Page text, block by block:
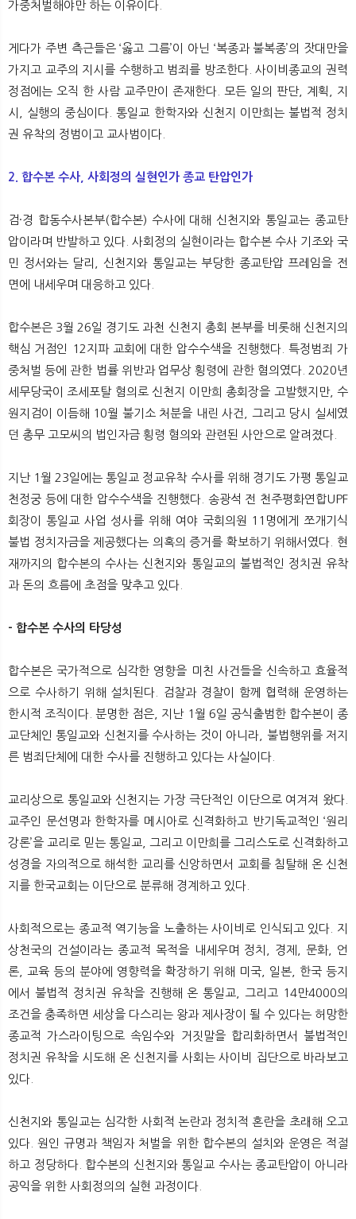
가중처벌해야만 하는 이유이다.
게다가 주변 측근들은 ‘옳고 그름’이 아닌 ‘복종과 불복종’의 잣대만을
가지고 교주의 지시를 수행하고 범죄를 방조한다. 사이비종교의 권력
정점에는 오직 한 사람 교주만이 존재한다. 모든 일의 판단, 계획, 지
시, 실행의 중심이다. 통일교 한학자와 신천지 이만희는 불법적 정치
권 유착의 정범이고 교사범이다.
2. 합수본 수사, 사회정의 실현인가 종교 탄압인가
검·경 합동수사본부(합수본) 수사에 대해 신천지와 통일교는 종교탄
압이라며 반발하고 있다. 사회정의 실현이라는 합수본 수사 기조와 국
민 정서와는 달리, 신천지와 통일교는 부당한 종교탄압 프레임을 전
면에 내세우며 대응하고 있다.
합수본은 3월 26일 경기도 과천 신천지 총회 본부를 비롯해 신천지의
핵심 거점인 12지파 교회에 대한 압수수색을 진행했다. 특정범죄 가
중처벌 등에 관한 법률 위반과 업무상 횡령에 관한 혐의였다. 2020년
세무당국이 조세포탈 혐의로 신천지 이만희 총회장을 고발했지만, 수
원지검이 이듬해 10월 불기소 처분을 내린 사건, 그리고 당시 실세였
던 총무 고모씨의 법인자금 횡령 혐의와 관련된 사안으로 알려졌다.
지난 1월 23일에는 통일교 정교유착 수사를 위해 경기도 가평 통일교
천정궁 등에 대한 압수수색을 진행했다. 송광석 전 천주평화연합UPF
회장이 통일교 사업 성사를 위해 여야 국회의원 11명에게 쪼개기식
불법 정치자금을 제공했다는 의혹의 증거를 확보하기 위해서였다. 현
재까지의 합수본의 수사는 신천지와 통일교의 불법적인 정치권 유착
과 돈의 흐름에 초점을 맞추고 있다.
- 합수본 수사의 타당성
합수본은 국가적으로 심각한 영향을 미친 사건들을 신속하고 효율적
으로 수사하기 위해 설치된다. 검찰과 경찰이 함께 협력해 운영하는
한시적 조직이다. 분명한 점은, 지난 1월 6일 공식출범한 합수본이 종
교단체인 통일교와 신천지를 수사하는 것이 아니라, 불법행위를 저지
른 범죄단체에 대한 수사를 진행하고 있다는 사실이다.
교리상으로 통일교와 신천지는 가장 극단적인 이단으로 여겨져 왔다.
교주인 문선명과 한학자를 메시아로 신격화하고 반기독교적인 ‘원리
강론’을 교리로 믿는 통일교, 그리고 이만희를 그리스도로 신격화하고
성경을 자의적으로 해석한 교리를 신앙하면서 교회를 침탈해 온 신천
지를 한국교회는 이단으로 분류해 경계하고 있다.
사회적으로는 종교적 역기능을 노출하는 사이비로 인식되고 있다. 지
상천국의 건설이라는 종교적 목적을 내세우며 정치, 경제, 문화, 언
론, 교육 등의 분야에 영향력을 확장하기 위해 미국, 일본, 한국 등지
에서 불법적 정치권 유착을 진행해 온 통일교, 그리고 14만4000의
조건을 충족하면 세상을 다스리는 왕과 제사장이 될 수 있다는 허망한
종교적 가스라이팅으로 속임수와 거짓말을 합리화하면서 불법적인
정치권 유착을 시도해 온 신천지를 사회는 사이비 집단으로 바라보고
있다.
신천지와 통일교는 심각한 사회적 논란과 정치적 혼란을 초래해 오고
있다. 원인 규명과 책임자 처벌을 위한 합수본의 설치와 운영은 적절
하고 정당하다. 합수본의 신천지와 통일교 수사는 종교탄압이 아니라
공익을 위한 사회정의의 실현 과정이다.